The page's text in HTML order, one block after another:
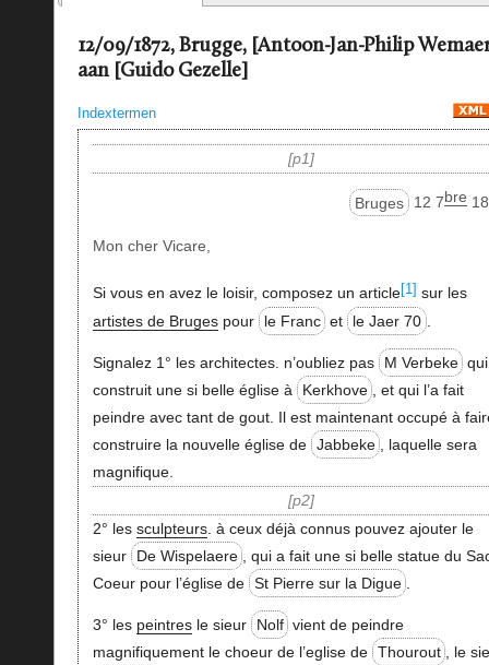
12/09/1872, Brugge, [Antoon-Jan-Philip
aan [Guido Gezelle]
Indextermen
p1
Bruges 12 7bre
Mon cher Vicare,
Si vous en avez le loisir, composez un article[1] sur les
artistes de Brugespour le Franc et le Jaer 70
Signalez 1° les architectes. n’oubliez pas M Verbeke
construit une si belle église à
Kerkhove
, et qui l’a fait
peindre avec tant de gout. Il est maintenant occupé à
construire la nouvelle église de Jabbeke
, laquelle sera
magnifique.
p2
2° les sculpteurs. à ceux déjà connus pouvez ajouter le
sieur
De Wispelaere
, qui a fait une si belle statue du
Coeur pour l’église de St Pierre sur la Digue
3° les peintresle sieur Nolf vient de peindre
magnifiquement le choeur de l’eglise de Thourout
, le